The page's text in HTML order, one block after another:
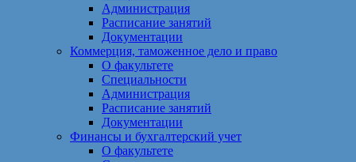
Администрация
Расписание занятий
Документации
Коммерция, таможенное дело и право
О факультете
Специальности
Администрация
Расписание занятий
Документации
Финансы и бухгалтерский учет
О факультете